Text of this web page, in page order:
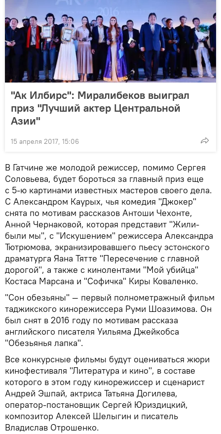
"Ак Илбирс": Миралибеков выиграл
приз "Лучший актер Центральной
Азии"
15 апреля 2017, 15:06
В Гатчине же молодой режиссер, помимо Сергея
Соловьева, будет бороться за главный приз еще
с 5-ю картинами известных мастеров своего дела.
С Александром Каурых, чья комедия "Джокер"
снята по мотивам рассказов Антоши Чехонте,
Анной Чернаковой, которая представит "Жили-
были мы", с "Искушением" режиссера Александра
Тютрюмова, экранизировавшего пьесу эстонского
драматурга Яана Тятте "Пересечение с главной
дорогой", а также с кинолентами "Мой убийца"
Костаса Марсана и "Софичка" Киры Коваленко.
"Сон обезьяны" — первый полнометражный фильм
таджикского кинорежиссера Руми Шоазимова. Он
был снят в 2016 году по мотивам рассказа
английского писателя Уильяма Джейкобса
"Обезьянья лапка".
Все конкурсные фильмы будут оцениваться жюри
кинофестиваля "Литература и кино", в составе
которого в этом году кинорежиссер и сценарист
Андрей Эшпай, актриса Татьяна Догилева,
оператор-постановщик Сергей Юриздицкий,
композитор Алексей Шелыгин и писатель
Владислав Отрошенко.